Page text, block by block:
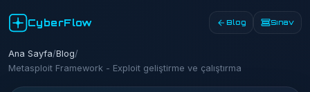
CyberFlow Blog Sınav
Ana Sayfa/Blog/
Metasploit Framework - Exploit geliştirme ve çalıştırma